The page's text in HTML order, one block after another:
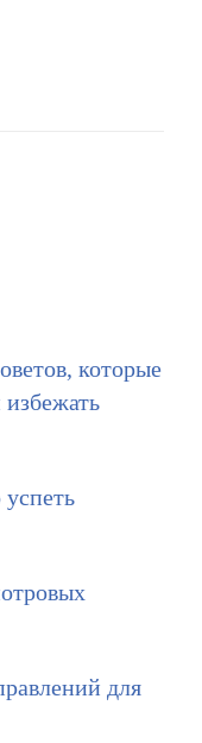
которые
для